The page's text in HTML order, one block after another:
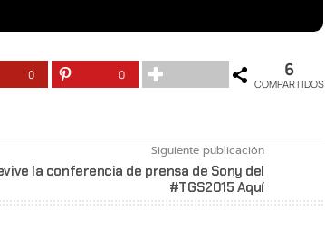
0 0 6
COMPARTIDOS
Siguiente publicación
la conferencia de prensa de Sony del
#TGS2015 Aquí